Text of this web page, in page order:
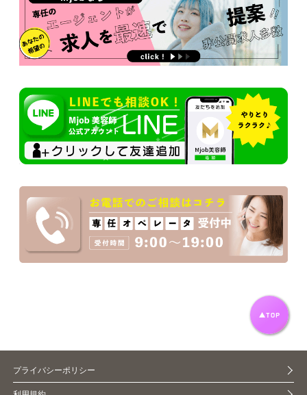
プライバシーポリシー